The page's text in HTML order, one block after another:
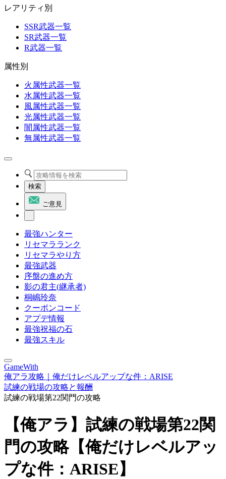
レアリティ別
SSR武器一覧
SR武器一覧
R武器一覧
属性別
火属性武器一覧
水属性武器一覧
風属性武器一覧
光属性武器一覧
闇属性武器一覧
無属性武器一覧
検索
ご意見
最強ハンター
リセマラランク
リセマラやり方
最強武器
序盤の進め方
影の君主(継承者)
桐嶋玲奈
クーポンコード
アプデ情報
最強祝福の石
最強スキル
GameWith
俺アラ攻略｜俺だけレベルアップな件：ARISE
試練の戦場の攻略と報酬
試練の戦場第22関門の攻略
【俺アラ】試練の戦場第22関
門の攻略【俺だけレベルアッ
プな件：ARISE】